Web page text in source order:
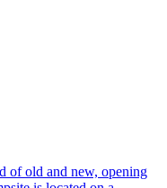
of old and new, opening